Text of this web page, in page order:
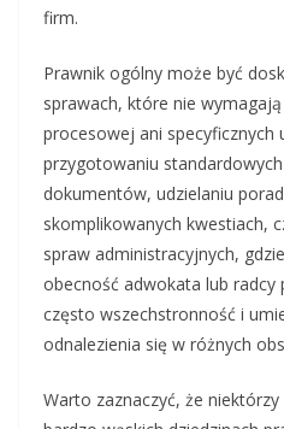
firm.
Prawnik ogólny może być
sprawach, które nie
procesowej ani
przygotowaniu
dokumentów, udzielaniu
skomplikowanych kwestiach,
spraw administracyjnych,
obecność adwokata lub radcy
często wszechstronność i
odnalezienia się w różnych
Warto zaznaczyć, że